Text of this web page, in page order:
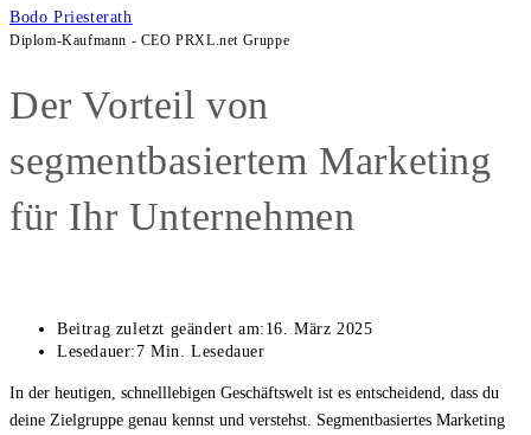
Bodo Priesterath
Diplom-Kaufmann - CEO PRXL.net Gruppe
Der Vorteil von
segmentbasiertem Marketing
für Ihr Unternehmen
Beitrag zuletzt geändert am: 16. März 2025
Lesedauer: 7 Min. Lesedauer
In der heutigen, schnelllebigen Geschäftswelt ist es entscheidend, dass du
deine Zielgruppe genau kennst und verstehst. Segmentbasiertes Marketing